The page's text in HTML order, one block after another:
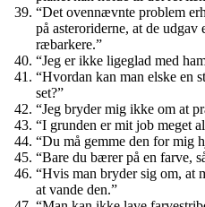
“Det ovennævnte problem
på asteroriderne, at de
ræbarkere.”
“Jeg er ikke ligeglad med
“Hvordan kan man elske en
set?”
“Jeg bryder mig ikke om at
“I grunden er mit job meget
“Du må gemme den for mig
“Bare du bærer på en farve,
“Hvis man bryder sig om, at
at vande den.”